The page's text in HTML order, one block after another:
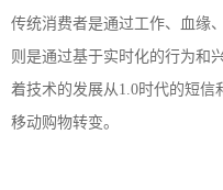
传统消费者是通过工作、血缘
则是通过基于实时化的行为和
着技术的发展从1.0时代的短信
移动购物转变。